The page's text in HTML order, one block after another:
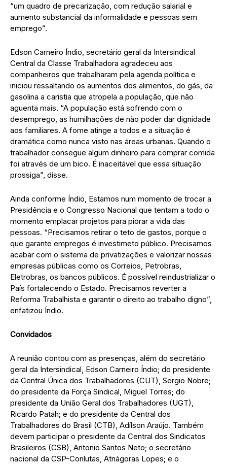
“um quadro de precarização, com redução salarial e
aumento substancial da informalidade e pessoas sem
emprego”.
Edson Carneiro Índio, secretário geral da Intersindical
Central da Classe Trabalhadora agradeceu aos
companheiros que trabalharam pela agenda política e
iniciou ressaltando os aumentos dos alimentos, do gás, da
gasolina a caristia que atropela a população, que não
aguenta mais. “A população está sofrendo com o
desemprego, as humilhações de não poder dar dignidade
aos familiares. A fome atinge a todos e a situação é
dramática como nunca visto nas áreas urbanas. Quando o
trabalhador consegue algum dinheiro para comprar comida
foi através de um bico. É inaceitável que essa situação
prossiga”, disse.
Ainda conforme Índio, Estamos num momento de trocar a
Presidência e o Congresso Nacional que tentam a todo o
momento emplacar projetos para piorar a vida das
pessoas. “Precisamos retirar o teto de gastos, porque o
que garante empregos é investimeto público. Precisamos
acabar com o sistema de privatizações e valorizar nossas
empresas públicas como os Correios, Petrobras,
Eletrobras, os bancos públicos. É possível reindustrializar o
País fortalecendo o Estado. Precisamos reverter a
Reforma Trabalhista e garantir o direito ao trabalho digno”,
enfatizou Índio.
Convidados
A reunião contou com as presenças, além do secretário
geral da Intersindical, Edson Carneiro Índio; do presidente
da Central Única dos Trabalhadores (CUT), Sergio Nobre;
do presidente da Força Sindical, Miguel Torres; do
presidente da União Geral dos Trabalhadores (UGT),
Ricardo Patah; e do presidente da Central dos
Trabalhadores do Brasil (CTB), Adílson Araújo. Também
devem participar o presidente da Central dos Sindicatos
Brasileiros (CSB), Antonio Santos Neto; o secretário
nacional da CSP-Conlutas, Atnágoras Lopes; e o